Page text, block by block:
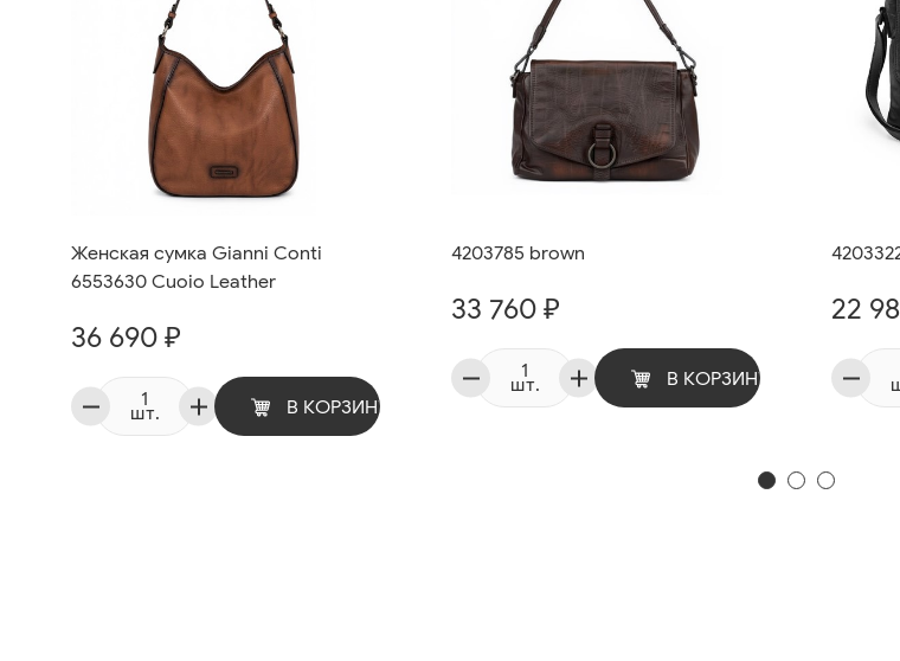
Женская сумка Gianni Conti
6553630 Cuoio Leather
36 690 ₽
шт. В КОРЗИНУ
4203785 brown
33 760 ₽
шт. В КОРЗИНУ
22